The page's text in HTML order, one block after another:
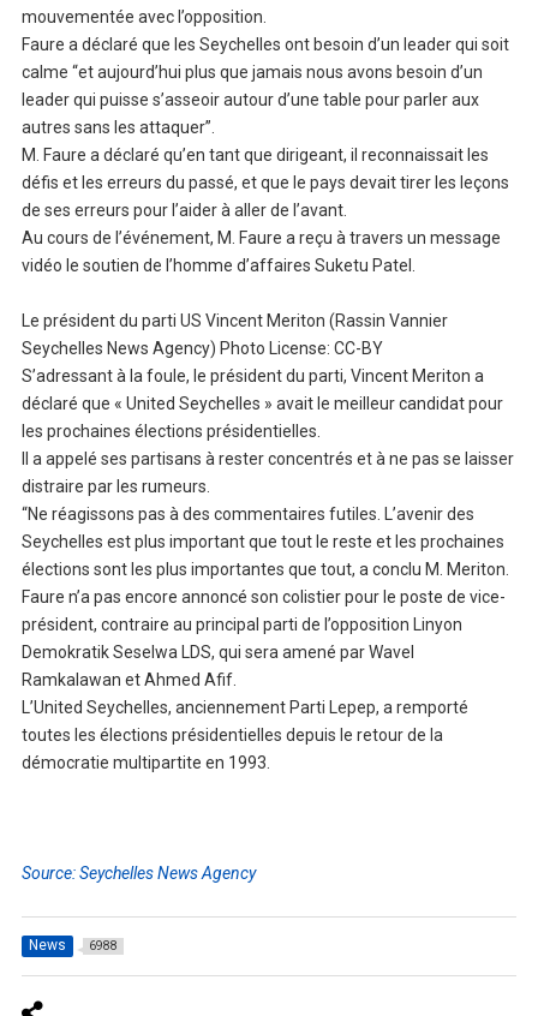
mouvementée avec l’opposition.
Faure a déclaré que les Seychelles ont besoin d’un leader qui soit
calme “et aujourd’hui plus que jamais nous avons besoin d’un
leader qui puisse s’asseoir autour d’une table pour parler aux
autres sans les attaquer”.
M. Faure a déclaré qu’en tant que dirigeant, il reconnaissait les
défis et les erreurs du passé, et que le pays devait tirer les leçons
de ses erreurs pour l’aider à aller de l’avant.
Au cours de l’événement, M. Faure a reçu à travers un message
vidéo le soutien de l’homme d’affaires Suketu Patel.
Le président du parti US Vincent Meriton (Rassin Vannier
Seychelles News Agency) Photo License: CC-BY
S’adressant à la foule, le président du parti, Vincent Meriton a
déclaré que « United Seychelles » avait le meilleur candidat pour
les prochaines élections présidentielles.
Il a appelé ses partisans à rester concentrés et à ne pas se laisser
distraire par les rumeurs.
“Ne réagissons pas à des commentaires futiles. L’avenir des
Seychelles est plus important que tout le reste et les prochaines
élections sont les plus importantes que tout, a conclu M. Meriton.
Faure n’a pas encore annoncé son colistier pour le poste de vice-
président, contraire au principal parti de l’opposition Linyon
Demokratik Seselwa LDS, qui sera amené par Wavel
Ramkalawan et Ahmed Afif.
L’United Seychelles, anciennement Parti Lepep, a remporté
toutes les élections présidentielles depuis le retour de la
démocratie multipartite en 1993.
Source: Seychelles News Agency
News 6988